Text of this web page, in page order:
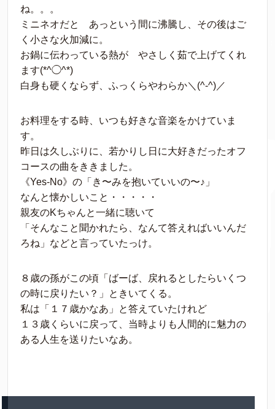
ね。。。
ミニネオだと あっという間に沸騰し、その後はご
く小さな火加減に。
お鍋に伝わっている熱が やさしく茹で上げてくれ
ます(*^◯^*)
白身も硬くならず、ふっくらやわらか＼(^-^)／
お料理をする時、いつも好きな音楽をかけていま
す。
昨日は久しぶりに、若かりし日に大好きだったオフ
コースの曲をききました。
《Yes-No》の「き〜みを抱いていいの〜♪」
なんと懐かしいこと・・・・・
親友のKちゃんと一緒に聴いて
「そんなこと聞かれたら、なんて答えればいいんだ
ろね」などと言っていたっけ。
８歳の孫がこの頃「ばーば、戻れるとしたらいくつ
の時に戻りたい？」ときいてくる。
私は「１７歳かなあ」と答えていたけれど
１３歳くらいに戻って、当時よりも人間的に魅力の
ある人生を送りたいなあ。